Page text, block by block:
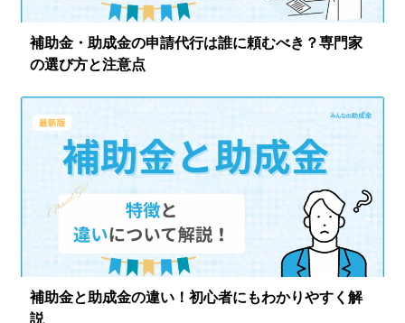
会員登録
補助金・助成金の申請代行は誰に頼むべき？専門家
の選び方と注意点
補助金と助成金の違い！初心者にもわかりやすく解
説